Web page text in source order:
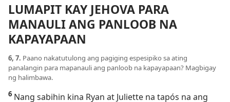
LUMAPIT KAY JEHOVA PARA
MANAULI ANG PANLOOB NA
KAPAYAPAAN
6, 7. Paano nakatutulong ang pagiging espesipiko sa ating
panalangin para mapanauli ang panloob na kapayapaan? Magbigay
ng halimbawa.
6 Nang sabihin kina Ryan at Juliette na tapós na ang